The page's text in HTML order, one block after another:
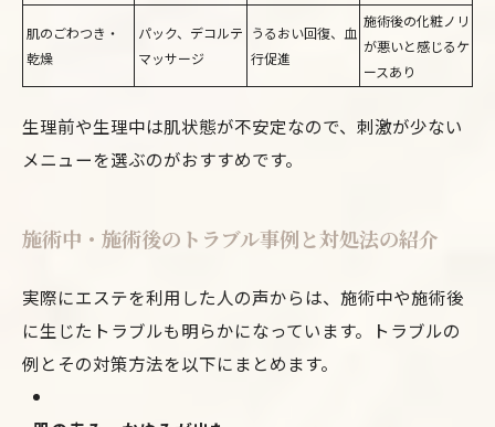
肌のごわつき・
乾燥
パック、デコルテ
マッサージ
うるおい回復、血
行促進
施術後の化粧ノリ
が悪いと感じるケ
ースあり
生理前や生理中は肌状態が不安定なので、刺激が少ない
メニューを選ぶのがおすすめです。
施術中・施術後のトラブル事例と対処法の紹介
実際にエステを利用した人の声からは、施術中や施術後
に生じたトラブルも明らかになっています。トラブルの
例とその対策方法を以下にまとめます。